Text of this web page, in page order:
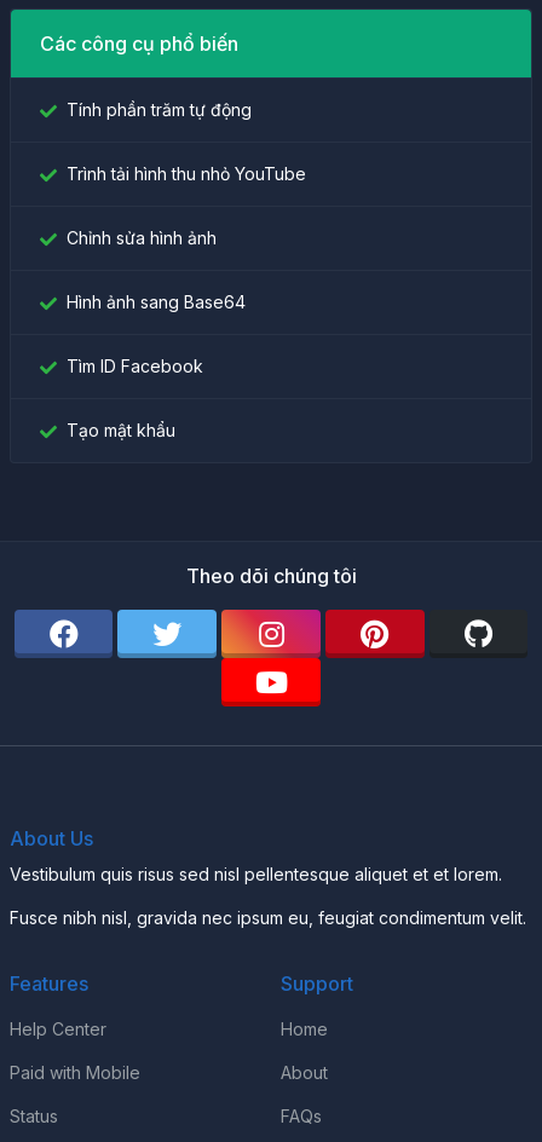
Các công cụ phổ biến
Tính phần trăm tự động
Trình tải hình thu nhỏ YouTube
Chỉnh sửa hình ảnh
Hình ảnh sang Base64
Tìm ID Facebook
Tạo mật khẩu
Theo dõi chúng tôi
About Us
Vestibulum quis risus sed nisl pellentesque aliquet et et lorem.
Fusce nibh nisl, gravida nec ipsum eu, feugiat condimentum velit.
Features
Help Center
Paid with Mobile
Status
Support
Home
About
FAQs